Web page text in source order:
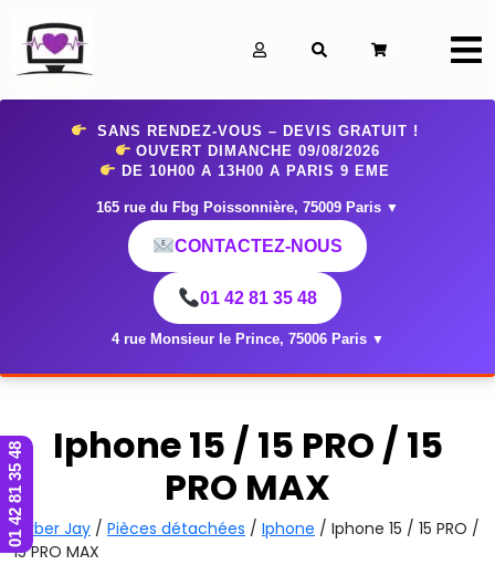
SANS RENDEZ-VOUS – DEVIS GRATUIT !
OUVERT DIMANCHE 09/08/2026
DE 10H00 A 13H00 A PARIS 9 EME
165 rue du Fbg Poissonnière, 75009 Paris ▼
CONTACTEZ-NOUS
01 42 81 35 48
4 rue Monsieur le Prince, 75006 Paris ▼
Iphone 15 / 15 PRO / 15
PRO MAX
Cyber Jay / Pièces détachées / Iphone / Iphone 15 / 15 PRO /
15 PRO MAX
01 42 81 35 48